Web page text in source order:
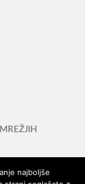
najboljše